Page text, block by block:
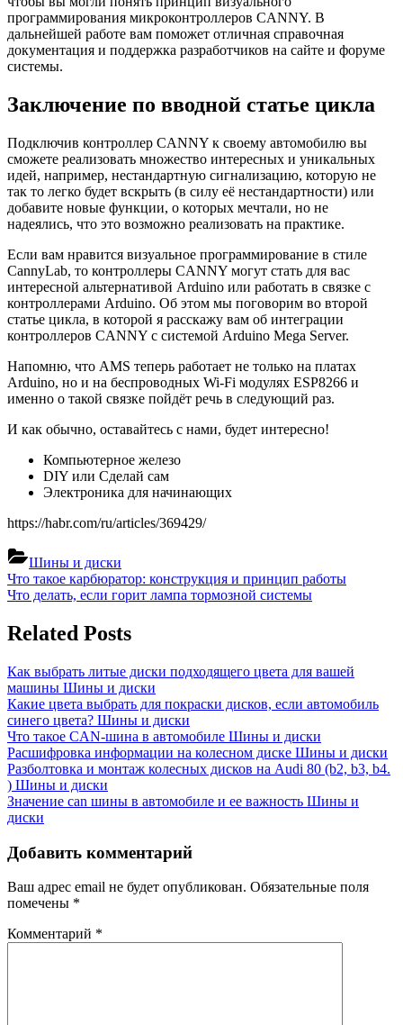
программирования микроконтроллеров CANNY. В
дальнейшей работе вам поможет отличная справочная
документация и поддержка разработчиков на сайте и форуме
системы.
Заключение по вводной статье цикла
Подключив контроллер CANNY к своему автомобилю вы
сможете реализовать множество интересных и уникальных
идей, например, нестандартную сигнализацию, которую не
так то легко будет вскрыть (в силу её нестандартности) или
добавите новые функции, о которых мечтали, но не
надеялись, что это возможно реализовать на практике.
Если вам нравится визуальное программирование в стиле
CannyLab, то контроллеры CANNY могут стать для вас
интересной альтернативой Arduino или работать в связке с
контроллерами Arduino. Об этом мы поговорим во второй
статье цикла, в которой я расскажу вам об интеграции
контроллеров CANNY с системой Arduino Mega Server.
Напомню, что AMS теперь работает не только на платах
Arduino, но и на беспроводных Wi-Fi модулях ESP8266 и
именно о такой связке пойдёт речь в следующий раз.
И как обычно, оставайтесь с нами, будет интересно!
Компьютерное железо
DIY или Сделай сам
Электроника для начинающих
https://habr.com/ru/articles/369429/
Шины и диски
Навигация
по
записям
Previous
Post:
Что такое карбюратор: конструкция и принцип работы
Next
Что делать, если горит лампа тормозной системы
Related Posts
Как выбрать литые диски подходящего цвета для вашей
машины Шины и диски
Какие цвета выбрать для покраски дисков, если автомобиль
синего цвета? Шины и диски
Что такое CAN-шина в автомобиле Шины и диски
Расшифровка информации на колесном диске Шины и диски
Разболтовка и монтаж колесных дисков на Audi 80 (b2, b3, b4.
) Шины и диски
Значение can шины в автомобиле и ее важность Шины и
диски
Добавить комментарий
Ваш адрес email не будет опубликован. Обязательные поля
помечены *
Комментарий *